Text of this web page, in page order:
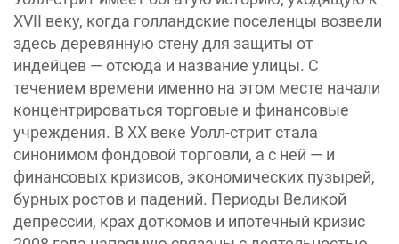
XVII веку, когда голландские поселенцы возвели
здесь деревянную стену для защиты от
индейцев — отсюда и название улицы. С
течением времени именно на этом месте начали
концентрироваться торговые и финансовые
учреждения. В XX веке Уолл-стрит стала
синонимом фондовой торговли, а с ней — и
финансовых кризисов, экономических пузырей,
бурных ростов и падений. Периоды Великой
депрессии, крах доткомов и ипотечный кризис